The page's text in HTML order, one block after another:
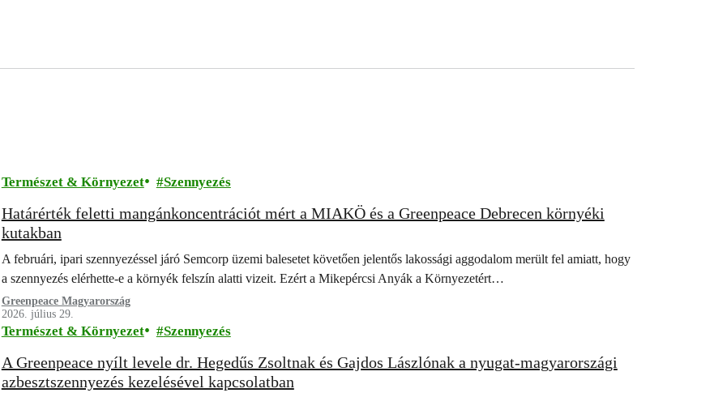
Természet & Környezet Szennyezés
Határérték feletti mangánkoncentrációt mért a MIAKÖ és a Greenpeace Debrecen környéki
kutakban
A februári, ipari szennyezéssel járó Semcorp üzemi balesetet követően jelentős lakossági aggodalom merült fel amiatt, hogy
a szennyezés elérhette-e a környék felszín alatti vizeit. Ezért a Mikepércsi Anyák a Környezetért…
Greenpeace Magyarország
2026. július 29.
Természet & Környezet Szennyezés
A Greenpeace nyílt levele dr. Hegedűs Zsoltnak és Gajdos Lászlónak a nyugat-magyarországi
azbesztszennyezés kezelésével kapcsolatban